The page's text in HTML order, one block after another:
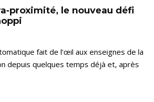
proximité, le nouveau défi
fait de l’œil aux enseignes de la
depuis quelques temps déjà et, après